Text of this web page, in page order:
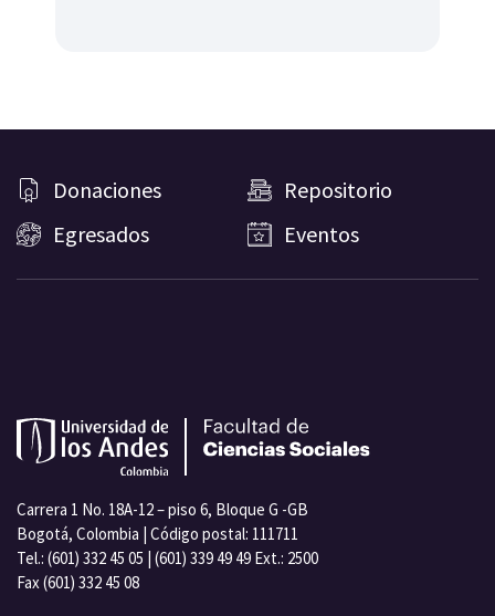
Donaciones
Repositorio
Egresados
Eventos
Carrera 1 No. 18A-12 – piso 6, Bloque G -GB
Bogotá, Colombia | Código postal: 111711
Tel.: (601) 332 45 05 | (601) 339 49 49 Ext.: 2500
Fax (601) 332 45 08